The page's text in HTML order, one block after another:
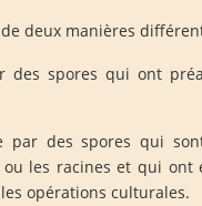
deux manières
des spores qui ont
par des spores qui
les racines et qui ont
opérations culturales.